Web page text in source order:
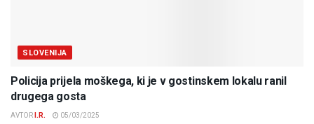
SLOVENIJA
Policija prijela moškega, ki je v gostinskem lokalu ranil
drugega gosta
AVTOR I.R. 05/03/2025